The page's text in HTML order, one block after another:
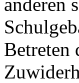
Betreten